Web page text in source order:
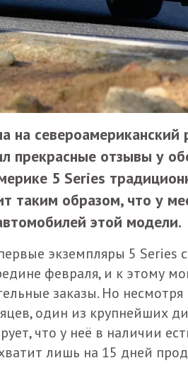
на
прекрасные отзывы у
5 Series
таким образом, что у
этой модели.
экземпляры 5 Series
февраля, и к этому
заказы. Но
один из крупнейших
что у неё в наличии
лишь на 15 дней